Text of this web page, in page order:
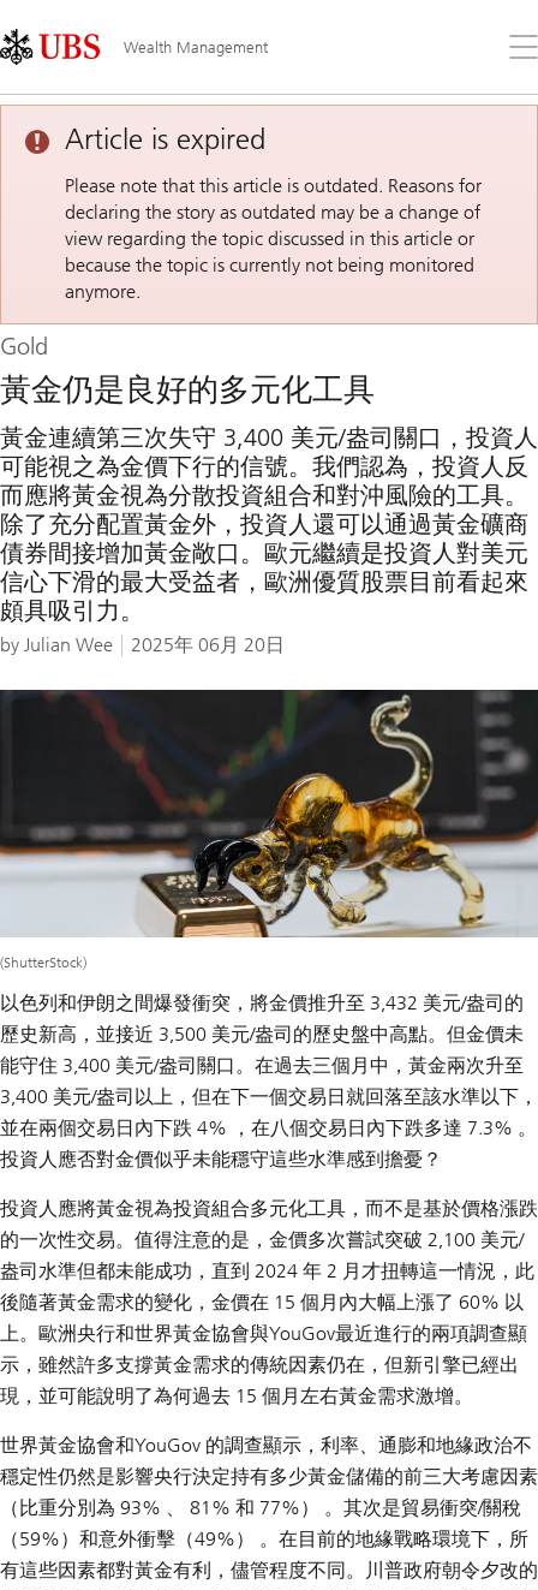
Links
Area
Wealth Management
打
功
Article is expired
Please note that this article is outdated. Reasons for
declaring the story as outdated may be a change of
view regarding the topic discussed in this article or
because the topic is currently not being monitored
anymore.
Gold
黃金仍是良好的多元化工具
黃金連續第三次失守 3,400 美元/盎司關口，投資人
可能視之為金價下行的信號。我們認為，投資人反
而應將黃金視為分散投資組合和對沖風險的工具。
除了充分配置黃金外，投資人還可以通過黃金礦商
債券間接增加黃金敞口。歐元繼續是投資人對美元
信心下滑的最大受益者，歐洲優質股票目前看起來
頗具吸引力。
by Julian Wee 2025年 06月 20日
(ShutterStock)
以色列和伊朗之間爆發衝突，將金價推升至 3,432 美元/盎司的
歷史新高，並接近 3,500 美元/盎司的歷史盤中高點。但金價未
能守住 3,400 美元/盎司關口。在過去三個月中，黃金兩次升至
3,400 美元/盎司以上，但在下一個交易日就回落至該水準以下，
並在兩個交易日內下跌 4% ，在八個交易日內下跌多達 7.3% 。
投資人應否對金價似乎未能穩守這些水準感到擔憂？
投資人應將黃金視為投資組合多元化工具，而不是基於價格漲跌
的一次性交易。值得注意的是，金價多次嘗試突破 2,100 美元/
盎司水準但都未能成功，直到 2024 年 2 月才扭轉這一情況，此
後隨著黃金需求的變化，金價在 15 個月內大幅上漲了 60% 以
上。歐洲央行和世界黃金協會與YouGov最近進行的兩項調查顯
示，雖然許多支撐黃金需求的傳統因素仍在，但新引擎已經出
現，並可能說明了為何過去 15 個月左右黃金需求激增。
世界黃金協會和YouGov 的調查顯示，利率、通膨和地緣政治不
穩定性仍然是影響央行決定持有多少黃金儲備的前三大考慮因素
（比重分別為 93% 、 81% 和 77%） 。其次是貿易衝突/關稅
（59%）和意外衝擊（49%） 。在目前的地緣戰略環境下，所
有這些因素都對黃金有利，儘管程度不同。川普政府朝令夕改的